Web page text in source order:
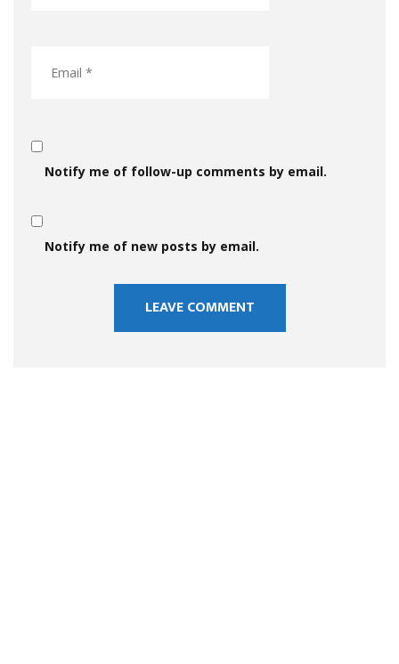
Notify me of follow-up comments by email.
Notify me of new posts by email.